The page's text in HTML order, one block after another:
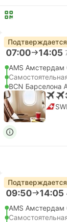
07:00 14:05
AMS Амстердам
BCN Барселона
09:50 14:05
AMS Амстердам